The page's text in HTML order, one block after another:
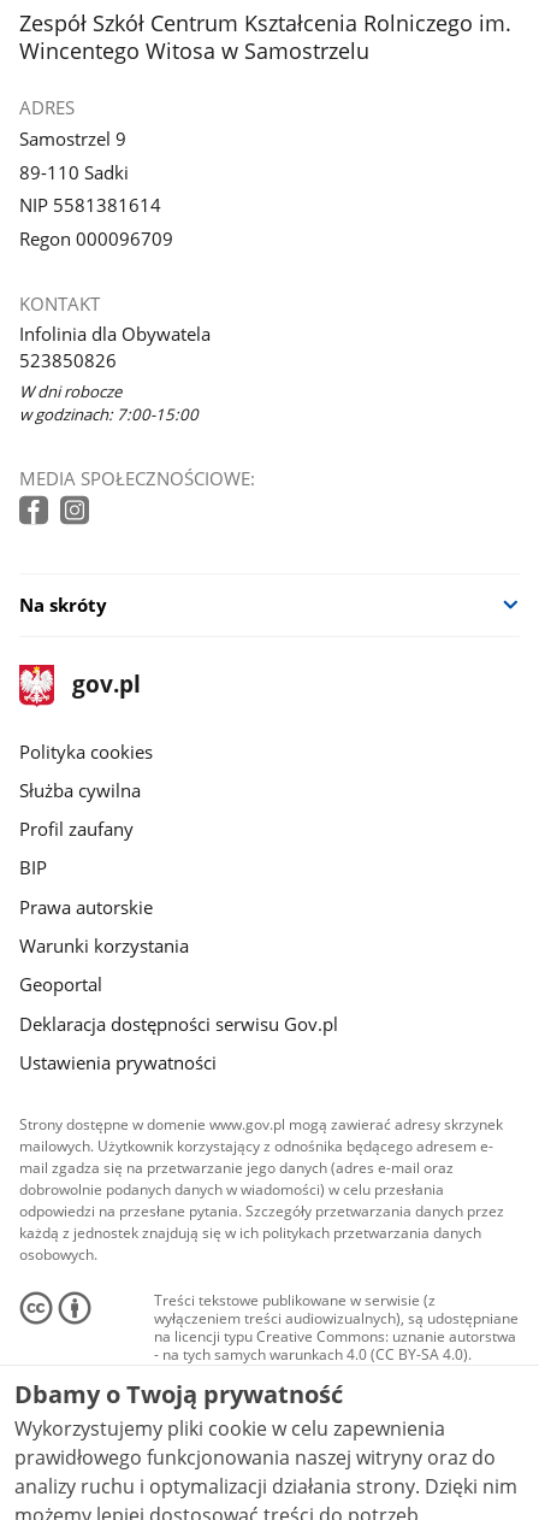
stopka
Zespół Szkół Centrum Kształcenia Rolniczego im.
Wincentego Witosa w Samostrzelu
ADRES
Samostrzel 9
89-110 Sadki
NIP 5581381614
Regon 000096709
KONTAKT
Infolinia dla Obywatela
523850826
W dni robocze
w godzinach: 7:00-15:00
MEDIA SPOŁECZNOŚCIOWE:
Na skróty
stopka
gov.pl
Strona
gov.pl
gov.pl
Polityka cookies
Służba cywilna
Profil zaufany
BIP
Prawa autorskie
Warunki korzystania
Geoportal
Deklaracja dostępności serwisu Gov.pl
Ustawienia prywatności
Strony dostępne w domenie www.gov.pl mogą zawierać adresy skrzynek
mailowych. Użytkownik korzystający z odnośnika będącego adresem e-
mail zgadza się na przetwarzanie jego danych (adres e-mail oraz
dobrowolnie podanych danych w wiadomości) w celu przesłania
odpowiedzi na przesłane pytania. Szczegóły przetwarzania danych przez
każdą z jednostek znajdują się w ich politykach przetwarzania danych
osobowych.
Treści tekstowe publikowane w serwisie (z
wyłączeniem treści audiowizualnych), są udostępniane
na licencji typu Creative Commons: uznanie autorstwa
- na tych samych warunkach 4.0 (CC BY-SA 4.0).
Materiały audiowizualne, w tym zdjęcia, materiały
audio i wideo, są udostępniane na licencji typu
Creative Commons: uznanie autorstwa użycie
niekomercyjne - bez utworów zależnych 4.0 (CC BY-
NC-ND 4.0), o ile nie jest to stwierdzone inaczej.
Dbamy o Twoją prywatność
Wykorzystujemy pliki cookie w celu zapewnienia
prawidłowego funkcjonowania naszej witryny oraz do
analizy ruchu i optymalizacji działania strony. Dzięki nim